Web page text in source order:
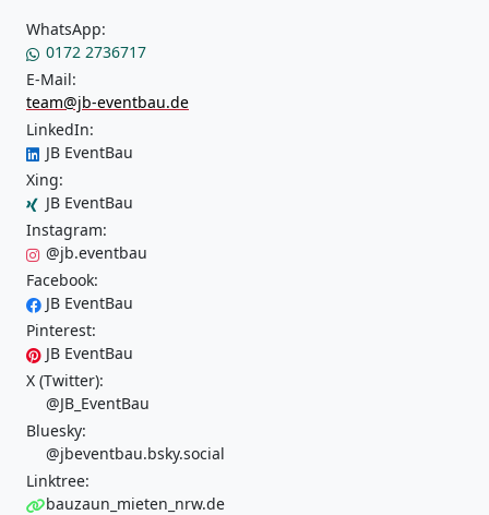
WhatsApp:
0172 2736717
E-Mail:
team@jb-eventbau.de
LinkedIn:
JB EventBau
Xing:
JB EventBau
Instagram:
@jb.eventbau
Facebook:
JB EventBau
Pinterest:
JB EventBau
X (Twitter):
@JB_EventBau
Bluesky:
@jbeventbau.bsky.social
Linktree:
bauzaun_mieten_nrw.de